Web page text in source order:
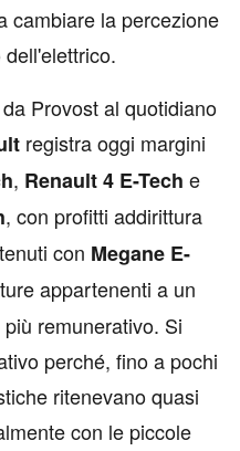
cambiare la percezione
Provost al quotidiano
registra oggi margini
, Renault 4 E-Tech e
, con profitti addirittura
con Megane E-
appartenenti a un
remunerativo. Si
perché, fino a pochi
ritenevano quasi
con le piccole